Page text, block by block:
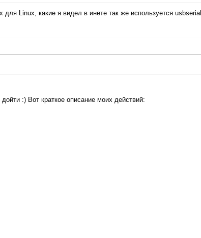
Linux, какие я видел в инете так же используется
:) Вот краткое описание моих действий: